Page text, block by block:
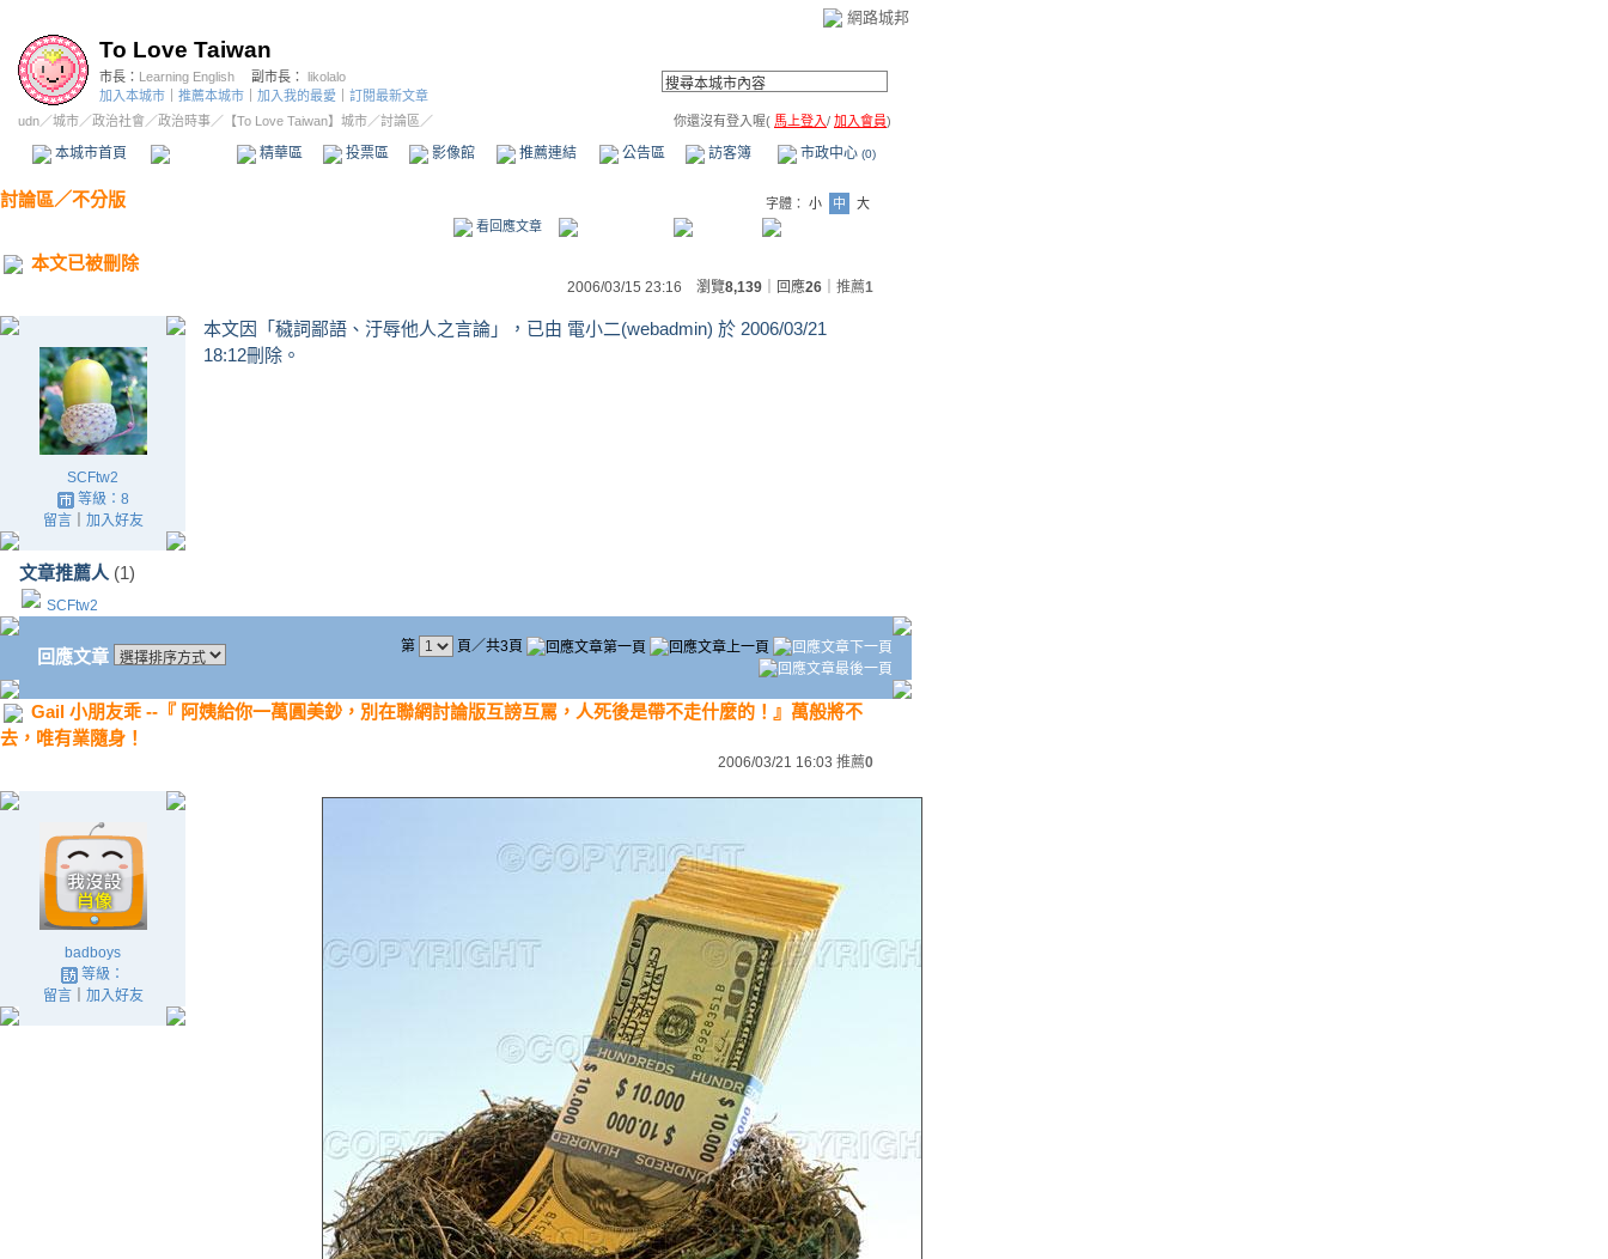
網路城邦
To Love Taiwan
市長： Learning English 副市長： likolalo
加入本城市
推薦本城市 加入我的最愛
訂閱最新文章
udn／城市／政治社會 ／政治時事／ 【To Love Taiwan】城市／討論區／ 你還沒有登入喔( 馬上登入/ 加入會員)
本城市首頁 精華區 投票區 影像館 推薦連結 公告區 訪客簿 市政中心 (0)
討論區／不分版 字體： 小 中
大
看回應文章
本文已被刪除
2006/03/15 23:16 瀏覽8,139 ｜回應26 推薦1
SCFtw2
等級：8
留言｜ 加入好友
文章推薦人 (1)
SCFtw2
本文因「穢詞鄙語、汙辱他人之言論」，已由 電小二(webadmin) 於 2006/03/21
18:12刪除。
回應文章 第 頁／共3頁
Gail 小朋友乖 --『 阿姨給你一萬圓美鈔，別在聯網討論版互謗互罵，人死後是帶不走什麼的！』萬般將不
去，唯有業隨身！
2006/03/21 16:03 推薦0
badboys
等級：
留言｜ 加入好友